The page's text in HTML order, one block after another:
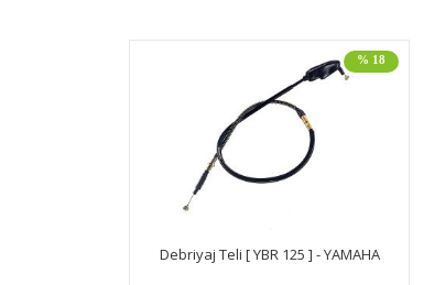
% 18
Debriyaj Teli [ YBR 125 ] - YAMAHA